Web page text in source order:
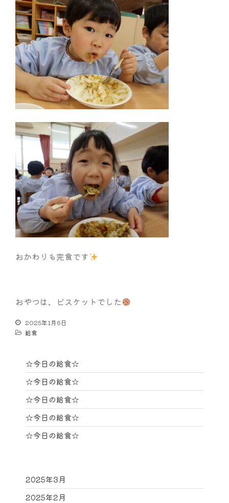
おかわりも完食です
おやつは、ビスケットでした
2025年1月6日
給食
☆今日の給食☆
☆今日の給食☆
☆今日の給食☆
☆今日の給食☆
☆今日の給食☆
2025年3月
2025年2月